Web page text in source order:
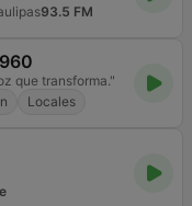
93.5 FM
que transforma."
Locales